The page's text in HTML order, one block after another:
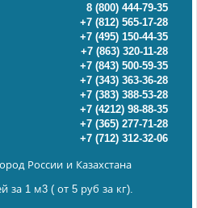
8 (800) 444-79-35
+7 (812) 565-17-28
+7 (495) 150-44-35
+7 (863) 320-11-28
+7 (843) 500-59-35
+7 (343) 363-36-28
+7 (383) 388-53-28
+7 (4212) 98-88-35
+7 (365) 277-71-28
+7 (712) 312-32-06
России и Казахстана
за 1 м3 ( от 5 руб за кг).